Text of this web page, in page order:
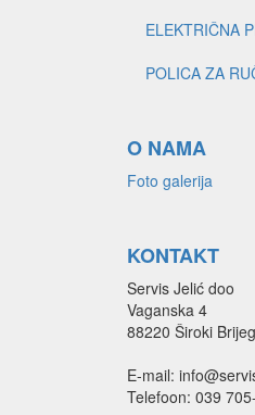
ELEKTRIČNA
POLICA ZA
O NAMA
Foto galerija
KONTAKT
Servis Jelić doo
Vaganska 4
88220 Široki Brijeg
E-mail:
Telefoon: 039